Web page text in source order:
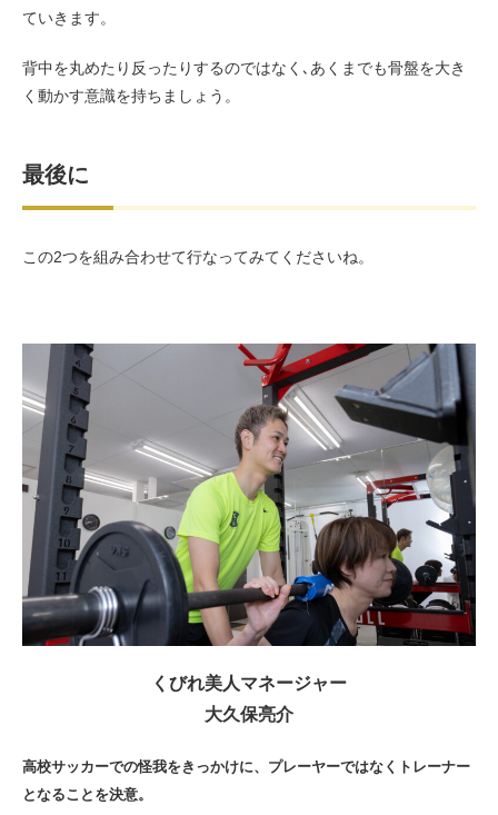
ていきます。
背中を丸めたり反ったりするのではなく､あくまでも骨盤を大き
く動かす意識を持ちましょう。
最後に
この2つを組み合わせて行なってみてくださいね。
くびれ美人マネージャー
大久保亮介
高校サッカーでの怪我をきっかけに、プレーヤーではなくトレーナー
となることを決意。